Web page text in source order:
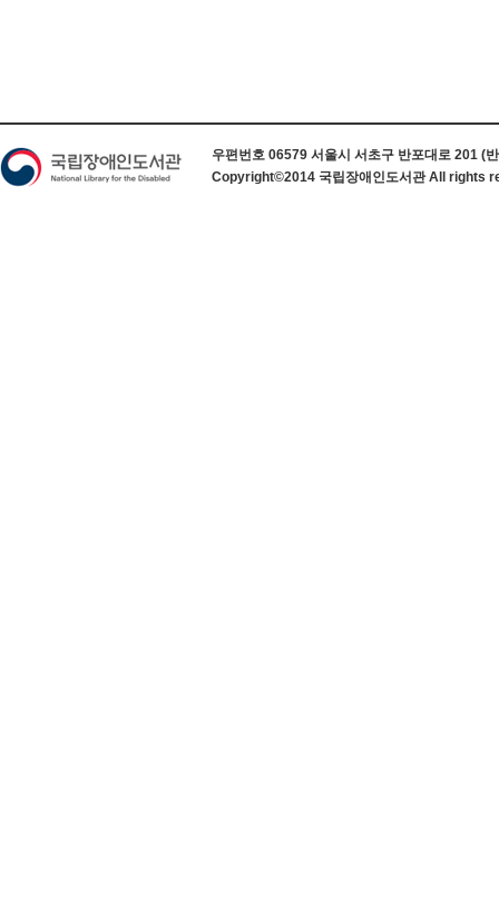
우편번호 06579 서울시 서초구 반포대로 201 (
Copyright©2014 국립장애인도서관 All rights